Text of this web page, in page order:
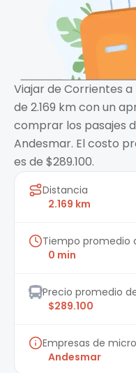
Viajar de Corrientes
de 2.169 km con un
comprar los pasajes
Andesmar. El costo
es de $289.100.
Distancia
2.169 km
Tiempo promedio
0 min
Precio promedio
$289.100
Empresas de micro
Andesmar